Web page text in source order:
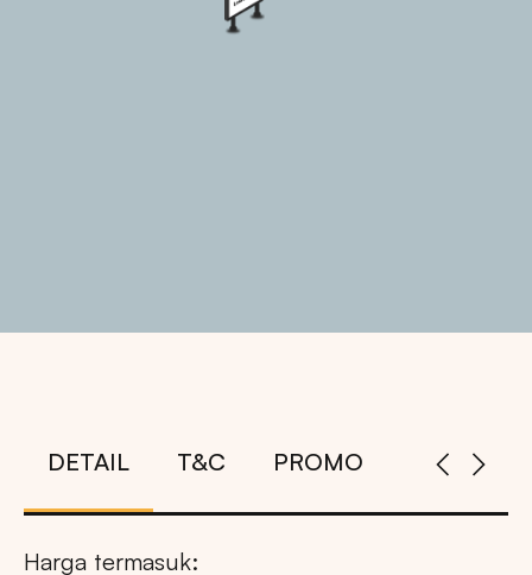
DETAIL T&C PROMO
Harga termasuk: